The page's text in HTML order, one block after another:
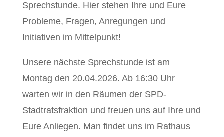
Sprechstunde. Hier stehen Ihre und Eure
Probleme, Fragen, Anregungen und
Initiativen im Mittelpunkt!
Unsere nächste Sprechstunde ist am
Montag den 20.04.2026. Ab 16:30 Uhr
warten wir in den Räumen der SPD-
Stadtratsfraktion und freuen uns auf Ihre und
Eure Anliegen. Man findet uns im Rathaus